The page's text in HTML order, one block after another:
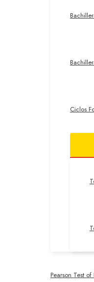
Ciclos
Pearson Test of